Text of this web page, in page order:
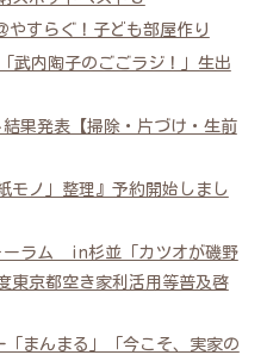
すらぐ！子ども部屋作り
武内陶子のごごラジ！」生出
果発表【掃除・片づけ・生前
モノ」整理』予約開始しまし
ーラム in杉並「カツオが磯野
東京都空き家利活用等普及啓
「まんまる」「今こそ、実家の